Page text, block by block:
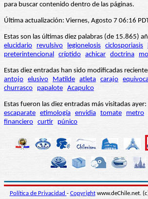
para buscar contenido dentro de las páginas.
Última actualización: Viernes, Agosto 7 06:16
Estas son las últimas diez palabras (de 15.865)
elucidario
revulsivo legionelosis ciclosporiasis
preterintencional
críptido achicar doctrina
Estas diez entradas han sido modificadas
antojo elusivo Matilde atleta carajo
churrasco
papalote Acapulco
Estas fueron las diez entradas más visitadas ayer:
escaparate etimología envidia tomate metro
financiero curtir púnico
Política de Privacidad - Copyrightwww.deChile.net.